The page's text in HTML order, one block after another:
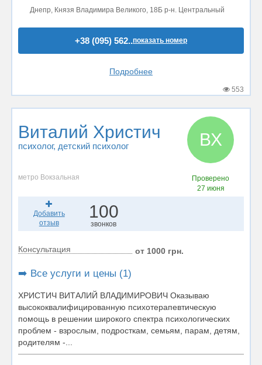
Днепр, Князя Владимира Великого, 18Б р-н. Центральный
+38 (095) 562..показать номер
Подробнее
553
Виталий Христич
психолог, детский психолог ВХ
метро Вокзальная
Проверено
27 июня
Добавить
отзыв
100
звонков
Консультация от 1000 грн.
➡️ Все услуги и цены (1)
ХРИСТИЧ ВИТАЛИЙ ВЛАДИМИРОВИЧ Оказываю
высококвалифицированную психотерапевтическую
помощь в решении широкого спектра психологических
проблем - взрослым, подросткам, семьям, парам, детям,
родителям -...